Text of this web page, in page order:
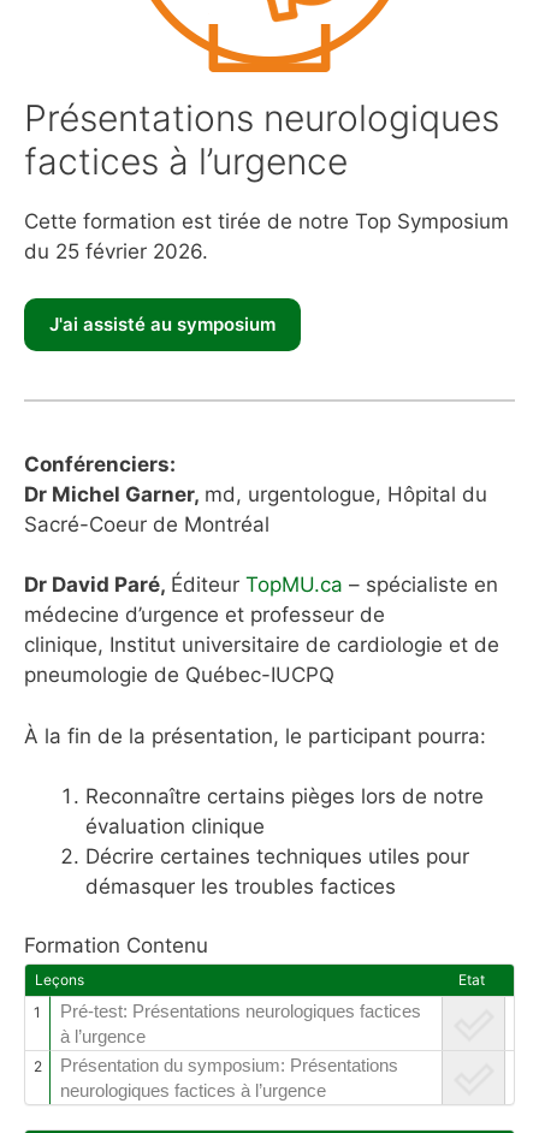
Présentations neurologiques
factices à l’urgence
Cette formation est tirée de notre Top Symposium
du 25 février 2026.
Conférenciers:
Dr Michel Garner, md, urgentologue, Hôpital du
Sacré-Coeur de Montréal
Dr David Paré, Éditeur TopMU.ca – spécialiste en
médecine d’urgence et professeur de
clinique, Institut universitaire de cardiologie et de
pneumologie de Québec-IUCPQ
À la fin de la présentation, le participant pourra:
Reconnaître certains pièges lors de notre
évaluation clinique
Décrire certaines techniques utiles pour
démasquer les troubles factices
Formation Contenu
Leçons
Etat
1
Pré-test: Présentations neurologiques factices
à l’urgence
2
Présentation du symposium: Présentations
neurologiques factices à l’urgence